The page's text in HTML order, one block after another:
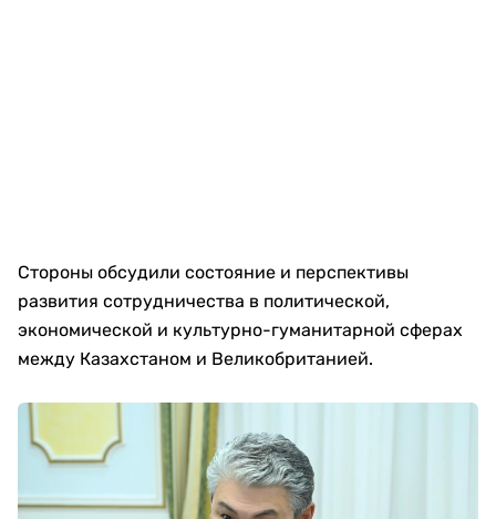
Стороны обсудили состояние и перспективы
развития сотрудничества в политической,
экономической и культурно-гуманитарной сферах
между Казахстаном и Великобританией.